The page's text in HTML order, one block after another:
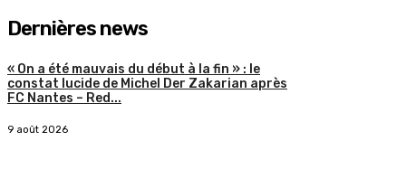
Dernières news
« On a été mauvais du début à la fin » : le
constat lucide de Michel Der Zakarian après
FC Nantes – Red...
9 août 2026